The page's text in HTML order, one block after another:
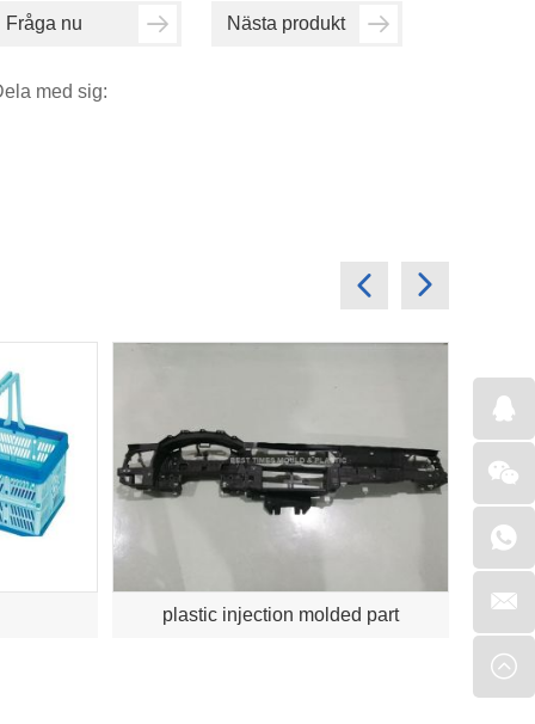
Fråga nu Nästa produkt
med sig:
plastic injection molded part